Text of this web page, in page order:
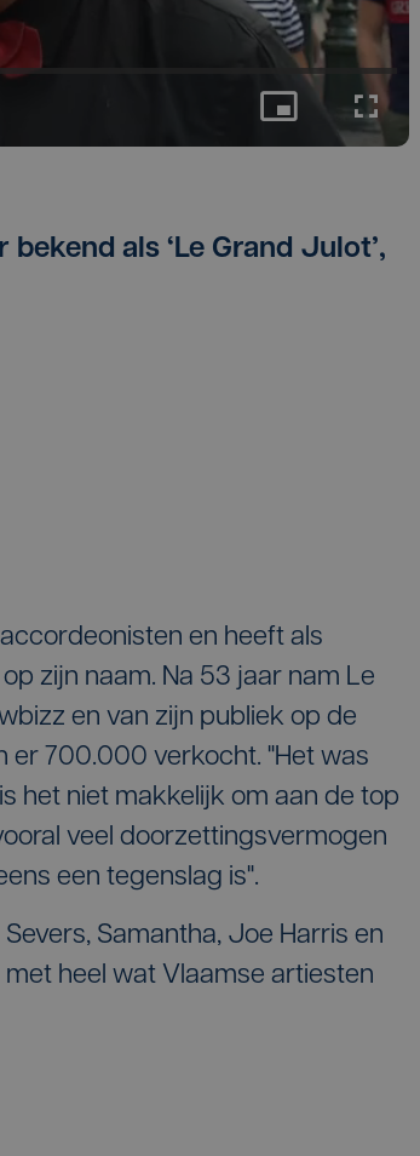
als ‘Le Grand Julot’,
en heeft als
zijn naam. Na 53 jaar nam Le
en van zijn publiek op de
er 700.000 verkocht. "Het was
het niet makkelijk om aan de top
veel doorzettingsvermogen
een tegenslag is".
Samantha, Joe Harris en
heel wat Vlaamse artiesten